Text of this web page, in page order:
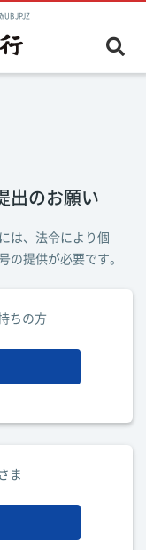
出のお願い
は、法令により個
の提供が必要です。
ちの方
ま